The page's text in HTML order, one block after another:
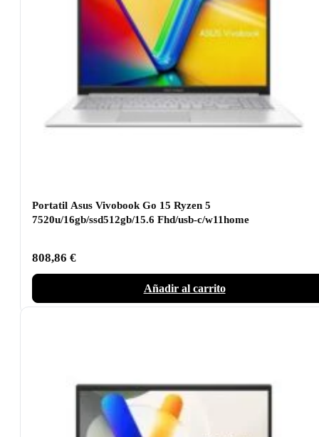
Portatil Asus Vivobook Go 15 Ryzen 5
7520u/16gb/ssd512gb/15.6 Fhd/usb-c/w11home
808,86 €
Añadir al carrito